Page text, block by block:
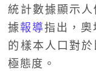
統計數據顯示
據報導指出，奧
的樣本人口對
極態度。